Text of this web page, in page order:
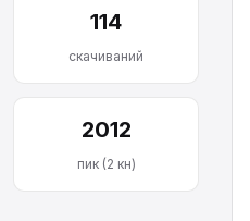
114
скачиваний
2012
пик (2 кн)